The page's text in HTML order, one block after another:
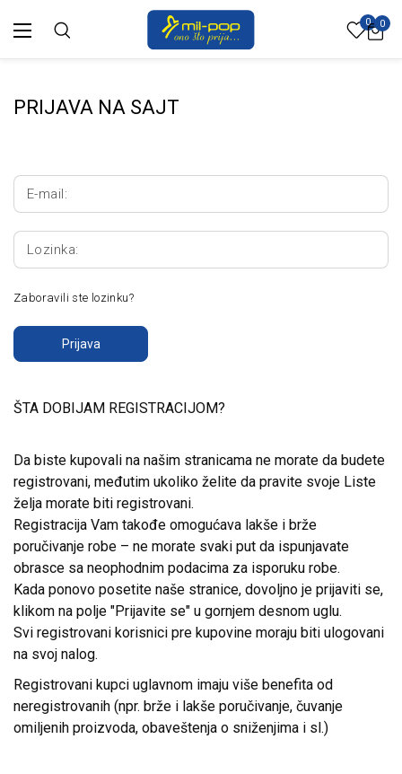
0 0
PRIJAVA NA SAJT
E-mail:
Lozinka:
Zaboravili ste lozinku?
Prijava
ŠTA DOBIJAM REGISTRACIJOM?
Da biste kupovali na našim stranicama ne morate da budete
registrovani, međutim ukoliko želite da pravite svoje Liste
želja morate biti registrovani.
Registracija Vam takođe omogućava lakše i brže
poručivanje robe – ne morate svaki put da ispunjavate
obrasce sa neophodnim podacima za isporuku robe.
Kada ponovo posetite naše stranice, dovoljno je prijaviti se,
klikom na polje "Prijavite se" u gornjem desnom uglu.
Svi registrovani korisnici pre kupovine moraju biti ulogovani
na svoj nalog.
Registrovani kupci uglavnom imaju više benefita od
neregistrovanih (npr. brže i lakše poručivanje, čuvanje
omiljenih proizvoda, obaveštenja o sniženjima i sl.)